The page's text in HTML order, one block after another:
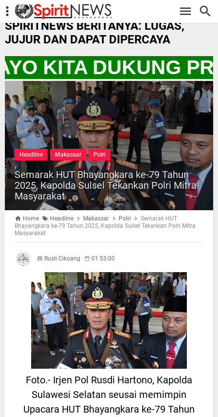
-->
SPIRITNEWS BERITANYA: LUGAS,
JUJUR DAN DAPAT DIPERCAYA
KITA DUKUNG
Headline Makassar Polri
Semarak HUT Bhayangkara ke-79 Tahun
2025, Kapolda Sulsel Tekankan Polri Mitra
Masyarakat
Home Headline Makassar Polri
Semarak HUT
Bhayangkara ke-79 Tahun 2025, Kapolda Sulsel Tekankan Polri Mitra
Masyarakat
Rusli Cikoang 01:53:00
Foto.- Irjen Pol Rusdi Hartono, Kapolda
Sulawesi Selatan seusai memimpin
Upacara HUT Bhayangkara ke-79 Tahun